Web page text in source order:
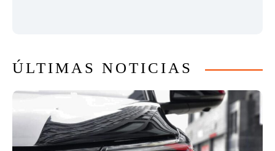
ÚLTIMAS NOTICIAS